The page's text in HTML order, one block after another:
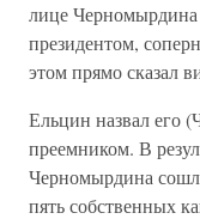
лице
президентом,
этом прямо сказал
Ельцин назвал его
преемником. В
Черномырдина
пять собственных